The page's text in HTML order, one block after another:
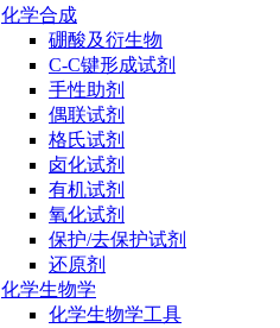
化学合成
硼酸及衍生物
C-C键形成试剂
手性助剂
偶联试剂
格氏试剂
卤化试剂
有机试剂
氧化试剂
保护/去保护试剂
还原剂
化学生物学
化学生物学工具